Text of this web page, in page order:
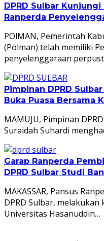
DPRD Sulbar Kunjungi
Ranperda
POlMAN, Pemerintah
(Polman) telah memiliki
penyelenggaraan
Pimpinan DPRD
Buka Puasa Bersama
MAMUJU, Pimpinan
Suraidah Suhardi
Garap Ranperda
DPRD Sulbar Studi
MAKASSAR, Pansus
DPRD Sulbar,
Universitas Hasanuddin…